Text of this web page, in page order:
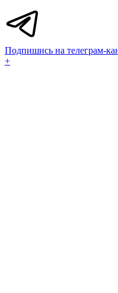
Подпишись на телеграм-
+